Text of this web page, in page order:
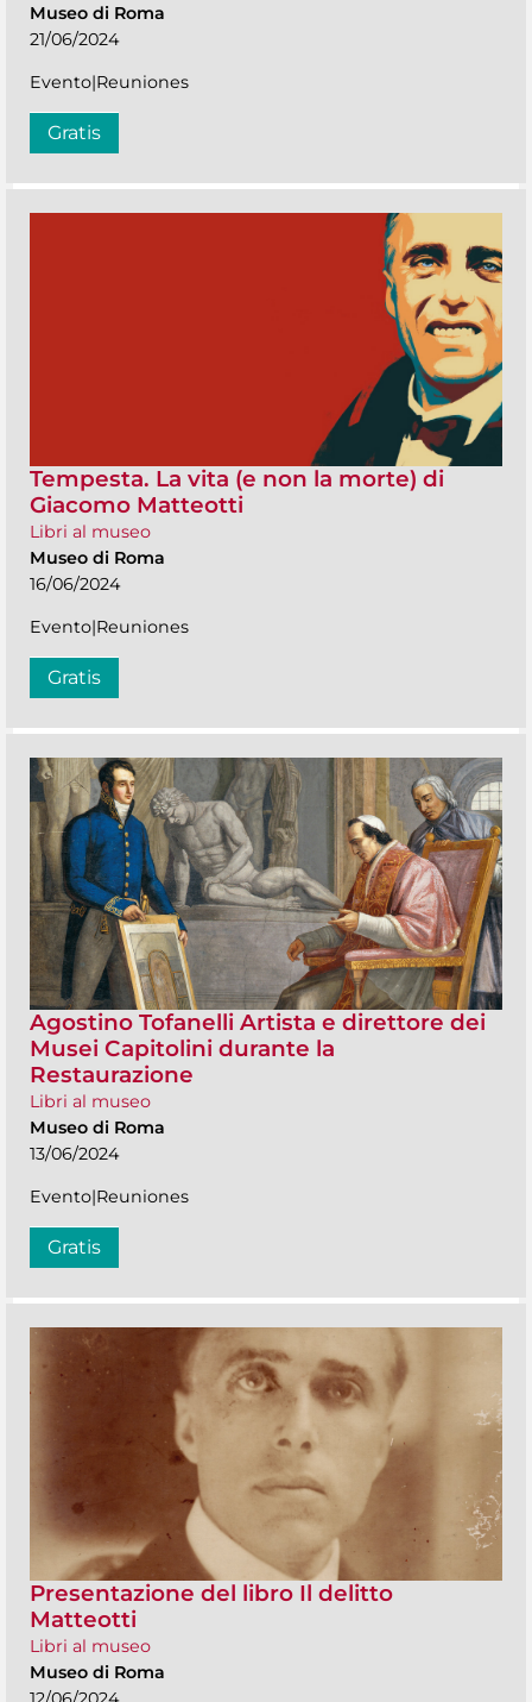
Museo di Roma
21/06/2024
Evento|Reuniones
Gratis
Tempesta. La vita (e non la morte) di
Giacomo Matteotti
Libri al museo
Museo di Roma
16/06/2024
Evento|Reuniones
Gratis
Agostino Tofanelli Artista e direttore dei
Musei Capitolini durante la
Restaurazione
Libri al museo
Museo di Roma
13/06/2024
Evento|Reuniones
Gratis
Presentazione del libro Il delitto
Matteotti
Libri al museo
Museo di Roma